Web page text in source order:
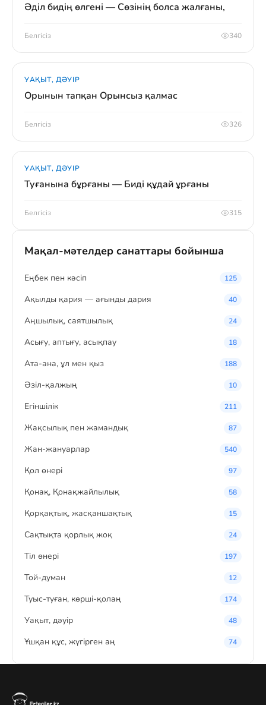
Әділ бидің өлгені — Сөзінің болса жалғаны,
Белгісіз 340
УАҚЫТ, ДӘУІР
Орынын тапқан Орынсыз қалмас
Белгісіз 326
УАҚЫТ, ДӘУІР
Туғанына бұрғаны — Биді құдай ұрғаны
Белгісіз 315
Мақал-мәтелдер санаттары бойынша
Eңбек пен кәсіп 125
Ақылды қария — ағынды дария 40
Аңшылық, саятшылық 24
Асығу, аптығу, асықпау 18
Ата-ана, ұл мен қыз 188
Әзіл-қалжың 10
Егіншілік 211
Жақсылық пен жамандық 87
Жан-жануарлар 540
Қол өнері 97
Қонақ, Қонақжайлылық 58
Қорқақтық, жасқаншақтық 15
Сақтықта қорлық жоқ 24
Тіл өнері 197
Той-думан 12
Туыс-туған, көрші-қолаң 174
Уақыт, дәуір 48
Ұшқан құс, жүгірген аң 74